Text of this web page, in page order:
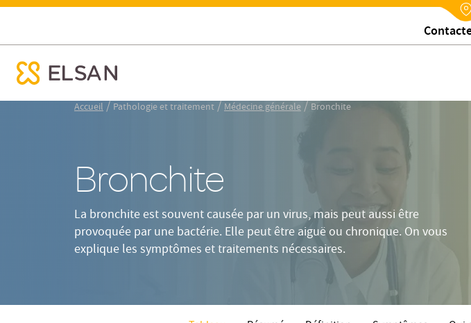
Nx:Aller
Bronchite
menu mobile
Accueil/ Pathologie et traitement/Médecine générale/ Bronchite
Bronchite
La bronchite est souvent causée par un virus, mais peut aussi être
provoquée par une bactérie. Elle peut être aiguë ou chronique. On vous
explique les symptômes et traitements nécessaires.